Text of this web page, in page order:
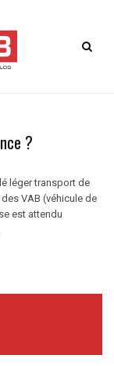
?
léger transport de
VAB (véhicule de
est attendu